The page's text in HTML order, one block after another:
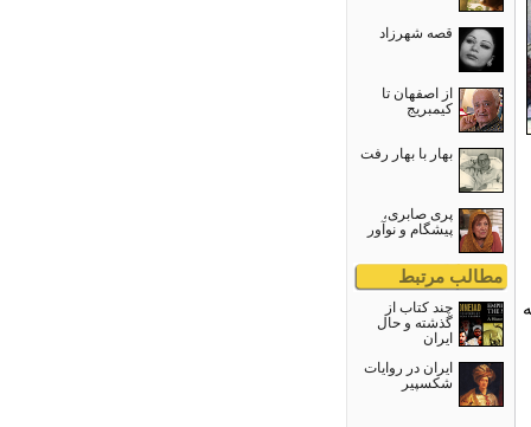
قصه شهرزاد
از اصفهان تا
کیمبریج
بهار با بهار رفت
پری صابری،
پیشگام و نوآور
مطالب مرتبط
چند كتاب از
گذشته و حال
ايران
ایران در روایات
شکسپیر